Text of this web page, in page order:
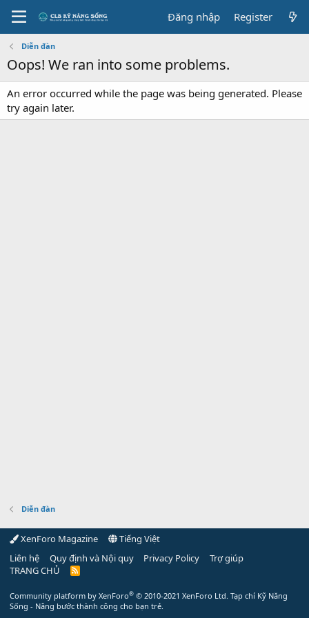
Đăng nhập Register
Diễn đàn
Oops! We ran into some problems.
An error occurred while the page was being generated. Please
try again later.
Diễn đàn
XenForo Magazine
Tiếng Việt
Liên hệ
Quy định và Nội quy Privacy Policy
Trợ giúp
TRANG CHỦ
R
Community platform by XenForo® © 2010-2021 XenForo Ltd. Tạp chí Kỹ Năng
Sống - Nâng bước thành công cho bạn trẻ.